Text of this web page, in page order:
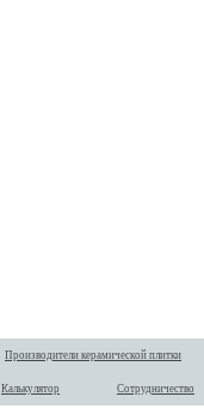
Производители керамической плитки
Калькулятор Сотрудничество